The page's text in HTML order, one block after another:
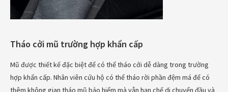
Tháo cởi mũ trường hợp khẩn cấp
Mũ được thiết kế đặc biệt để có thể tháo cởi dễ dàng trong trường
hợp khẩn cấp. Nhân viên cứu hộ có thể tháo rời phần đệm má để có
thêm không gian tháo mũ bảo hiểm mà vẫn hạn chế di chuyển đầu và